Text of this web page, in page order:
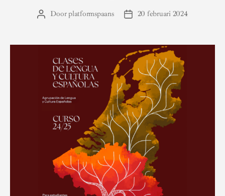
Berichtauteur
Doorplatformspaans Berichtdatum
20 februari 2024